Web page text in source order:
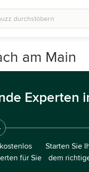
am Main
Experten
für Sie
Starten Sie
dem